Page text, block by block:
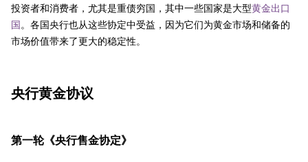
投资者和消费者，尤其是重债穷国，其中一些国家是大型黄金出口
国。各国央行也从这些协定中受益，因为它们为黄金市场和储备的
市场价值带来了更大的稳定性。
央行黄金协议
第一轮《央行售金协定》